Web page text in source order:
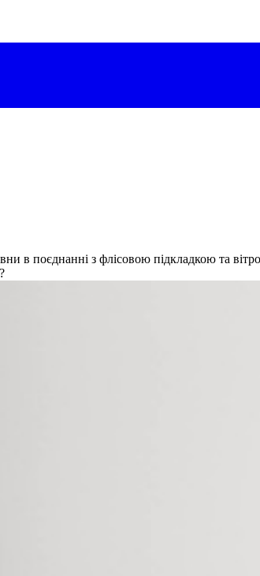
в поєднанні з флісовою підкладкою та